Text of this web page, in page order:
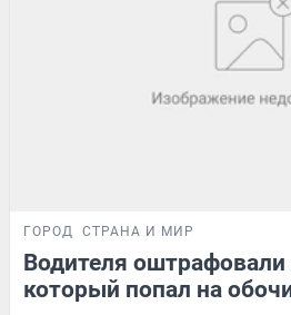
ГОРОД СТРАНА И МИР
Водителя оштрафовали
который попал на